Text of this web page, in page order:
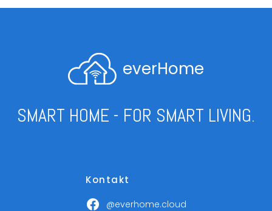
everHome
SMART HOME - FOR SMART LIVING.
Kontakt
@everhome.cloud